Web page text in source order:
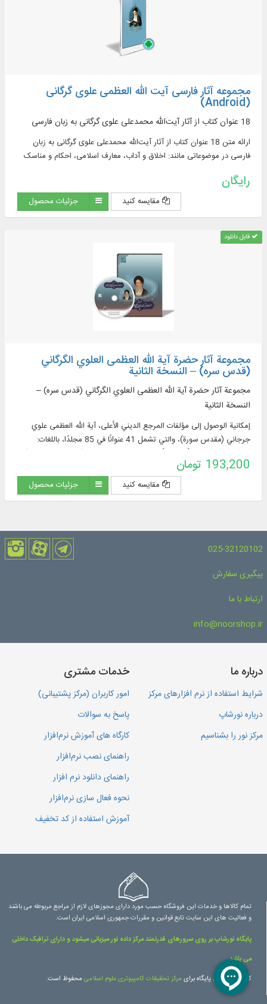
مجموعه آثار فارسی آیت الله العظمی علوی گرگانی
(Android)
18 عنوان کتاب از آثار آیت‌الله محمدعلی علوی گرگانی به زبان فارسی
ارائه متن 18 عنوان کتاب از آثار آیت‌الله محمدعلی علوی گرگانی به زبان
فارسی در موضوعاتی مانند: اخلاق و آداب، معارف اسلامی، احکام و مناسک
رایگان
مقایسه کنید جزئیات محصول
قابل دانلود
مجموعة آثار حضرة آية الله العظمى العلوي الگرگاني
(قدس سره) – النسخة الثانية
مجموعة آثار حضرة آية الله العظمى العلوي الگرگاني (قدس سره) –
النسخة الثانية
إمكانية الوصول إلى مؤلفات المرجع الديني الأعلى، آية الله العظمى علوي
جرجاني (مقدس سورة)، والتي تشمل 41 عنوانًا في 85 مجلدًا، باللغات:
في مواضيع: الفقه الجدلي، والفقه، وأصول الفقه، والأخلاق، والسيرة الذاتية.
193,200 تومان
مقایسه کنید جزئیات محصول
025-32120102
پیگیری سفارش
ارتباط با ما
info@noorshop.ir
درباره ما
شرایط استفاده از نرم افزارهای مرکز
درباره نورشاپ
مرکز نور را بشناسیم
خدمات مشتری
امور کاربران (مرکز پشتیبانی)
پاسخ به سوالات
کارگاه های آموزش نرم‌افزار
راهنمای نصب نرم‌افزار
راهنمای دانلود نرم افزار
نحوه فعال سازی نرم‌افزار
آموزش استفاده از کد تخفیف
تمام کالاها و خدمات این فروشگاه حسب مورد دارای مجوزهای لازم از مراجع مربوطه می باشند
و فعالیت های این سایت تابع قوانین و مقررات جمهوری اسلامی ایران است.
پایگاه نورشاپ بر روی سرورهای قدرتمند مرکز داده نور میزبانی میشود و دارای ترافیک داخلی
می باشد.
کلیه حقوق این پایگاه برای مرکز تحقیقات کامپیوتری علوم اسلامی محفوظ است.